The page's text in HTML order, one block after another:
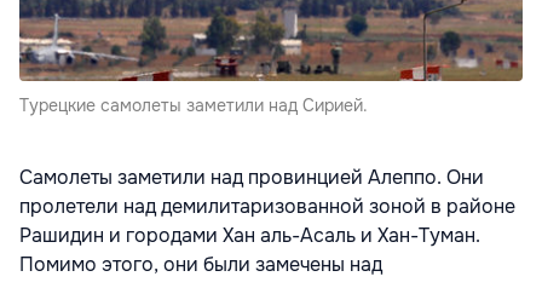
Турецкие самолеты заметили над Сирией.
Самолеты заметили над провинцией Алеппо. Они
пролетели над демилитаризованной зоной в районе
Рашидин и городами Хан аль-Асаль и Хан-Туман.
Помимо этого, они были замечены над